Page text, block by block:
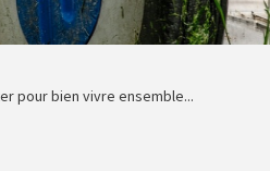
pour bien vivre ensemble...